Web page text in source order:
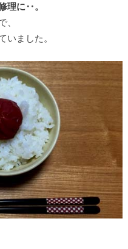
理に‥。
、
いました。